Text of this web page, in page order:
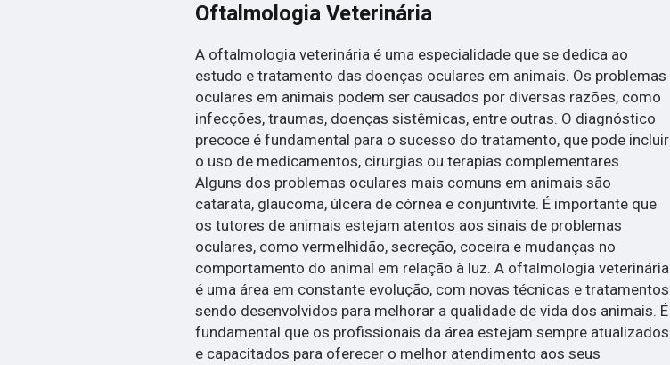
Oftalmologia Veterinária
A oftalmologia veterinária é uma especialidade que se dedica ao
estudo e tratamento das doenças oculares em animais. Os problemas
oculares em animais podem ser causados por diversas razões, como
infecções, traumas, doenças sistêmicas, entre outras. O diagnóstico
precoce é fundamental para o sucesso do tratamento, que pode incluir
o uso de medicamentos, cirurgias ou terapias complementares.
Alguns dos problemas oculares mais comuns em animais são
catarata, glaucoma, úlcera de córnea e conjuntivite. É importante que
os tutores de animais estejam atentos aos sinais de problemas
oculares, como vermelhidão, secreção, coceira e mudanças no
comportamento do animal em relação à luz. A oftalmologia veterinária
é uma área em constante evolução, com novas técnicas e tratamentos
sendo desenvolvidos para melhorar a qualidade de vida dos animais. É
fundamental que os profissionais da área estejam sempre atualizados
e capacitados para oferecer o melhor atendimento aos seus